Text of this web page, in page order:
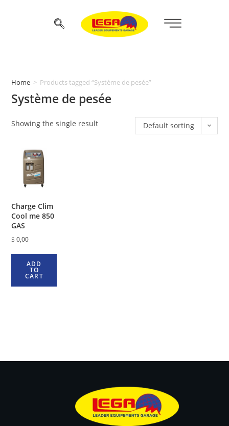
Home > Products tagged “Système de pesée”
Système de pesée
Showing the single result Default sorting
Charge Clim
Cool me 850
GAS
$ 0,00
ADD
TO
CART